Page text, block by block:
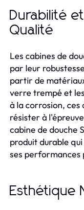
Durabilité
Qualité
Les cabines de
par leur
partir de
verre trempé et
à la corrosion, ces
résister à
cabine de douche
produit durable
ses performances
Esthétique